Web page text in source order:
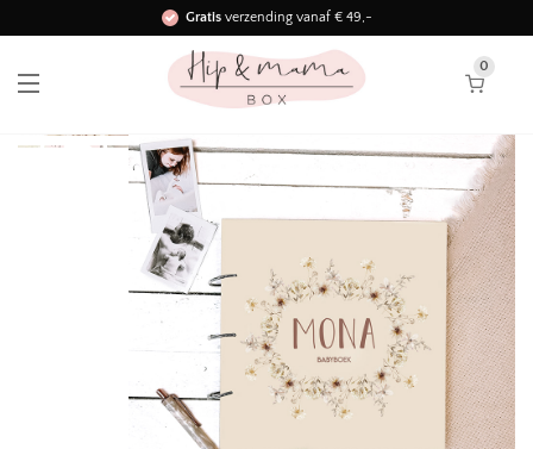
Gratisverzending vanaf € 49,-
Binnen 3 werkdagen in huis!
0